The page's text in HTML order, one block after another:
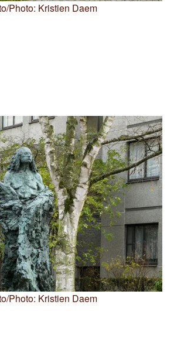
Photo: Kristien Daem
Photo: Kristien Daem